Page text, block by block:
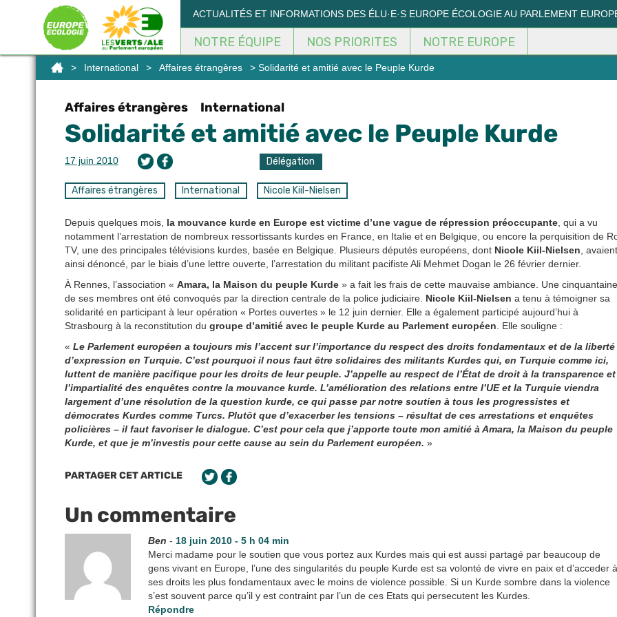
ACTUALITÉS ET INFORMATIONS DES ÉLU·E·S EUROPE ÉCOLOGIE AU PARLEMENT
NOTRE ÉQUIPE NOS PRIORITES NOTRE EUROPE
> International > Affaires étrangères > Solidarité et amitié avec le Peuple Kurde
Affaires étrangères International
Solidarité et amitié avec le Peuple Kurde
17 juin 2010 Délégation
Affaires étrangères International Nicole Kiil-Nielsen
Depuis quelques mois, la mouvance kurde en Europe est victime d’une vague de répression préoccupante , qui a vu
notamment l’arrestation de nombreux ressortissants kurdes en France, en Italie et en Belgique, ou encore la perquisition de
TV, une des principales télévisions kurdes, basée en Belgique. Plusieurs députés européens, dont Nicole Kiil-Nielsen , avaient
ainsi dénoncé, par le biais d’une lettre ouverte, l’arrestation du militant pacifiste Ali Mehmet Dogan le 26 février dernier.
À Rennes, l’association « Amara, la Maison du peuple Kurde » a fait les frais de cette mauvaise ambiance. Une cinquantaine
de ses membres ont été convoqués par la direction centrale de la police judiciaire. Nicole Kiil-Nielsen a tenu à témoigner sa
solidarité en participant à leur opération « Portes ouvertes » le 12 juin dernier. Elle a également participé aujourd’hui à
Strasbourg à la reconstitution du groupe d’amitié avec le peuple Kurde au Parlement européen . Elle souligne :
« Le Parlement européen a toujours mis l’accent sur l’importance du respect des droits fondamentaux et de la liberté
d’expression en Turquie. C’est pourquoi il nous faut être solidaires des militants Kurdes qui, en Turquie comme ici,
luttent de manière pacifique pour les droits de leur peuple. J’appelle au respect de l’État de droit à la transparence et
l’impartialité des enquêtes contre la mouvance kurde. L’amélioration des relations entre l’UE et la Turquie viendra
largement d’une résolution de la question kurde, ce qui passe par notre soutien à tous les progressistes et
démocrates Kurdes comme Turcs. Plutôt que d’exacerber les tensions – résultat de ces arrestations et enquêtes
policières – il faut favoriser le dialogue. C’est pour cela que j’apporte toute mon amitié à Amara, la Maison du peuple
Kurde, et que je m’investis pour cette cause au sein du Parlement européen. »
PARTAGER CET ARTICLE
Un commentaire
Ben - 18 juin 2010 - 5 h 04 min
Merci madame pour le soutien que vous portez aux Kurdes mais qui est aussi partagé par beaucoup de
gens vivant en Europe, l’une des singularités du peuple Kurde est sa volonté de vivre en paix et d’acceder
ses droits les plus fondamentaux avec le moins de violence possible. Si un Kurde sombre dans la violence
s’est souvent parce qu’il y est contraint par l’un de ces Etats qui persecutent les Kurdes.
Répondre
Panneau de gestion des cookies